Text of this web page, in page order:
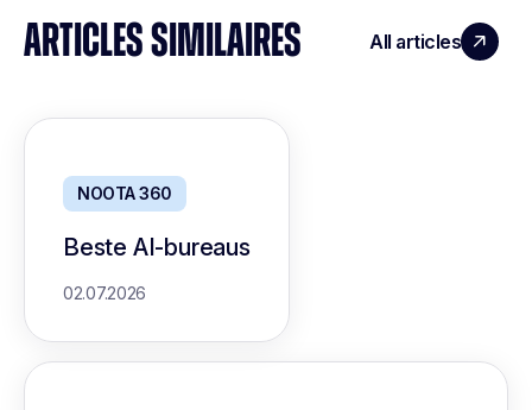
ARTICLES SIMILAIRES All articles
NOOTA 360
Beste AI-bureaus
02.07.2026